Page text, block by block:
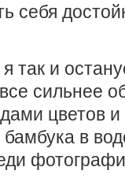
себя
так и
сильнее
цветов
бамбука в